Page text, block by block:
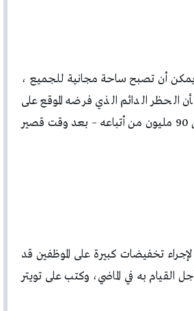
يمكن أن تصبح ساحة مجانية للجميع ،
الدائم الذي فرضه الموقع على
شخصيات مثل الرئيس السابق دونالد ترامب ، الذي فقد حسابه – وما يقرب من 90 مليون من أتباعه – بعد وقت قصير
تخفيضات كبيرة على الموظفين قد
القيام به في الماضي، وكتب على تويتر